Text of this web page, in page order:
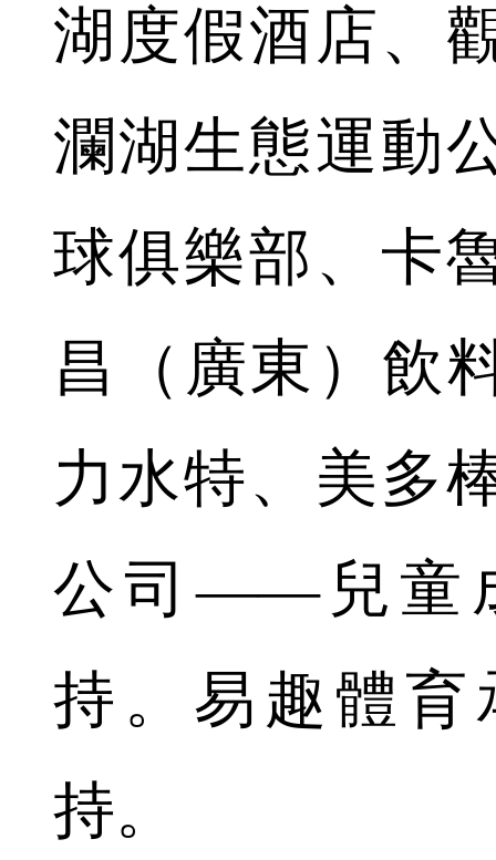
湖度假酒店、
瀾湖生態運動
球俱樂部、卡
昌（廣東）
力水特、美多
公司——兒童
持。易趣體育
持。